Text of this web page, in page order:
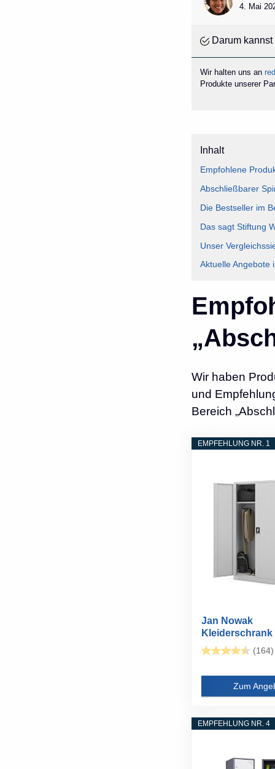
4. Mai
Darum kannst
Wir halten uns an
Produkte unserer
Inhalt
Empfohlene
Abschließbarer
Die Bestseller im
Das sagt Stiftung
Unser
Aktuelle Angebote
Wir haben
und
Bereich
EMPFEHLUNG NR. 1
Jan Nowak
Kleiderschrank
abschließbar...
(164)
Zum
EMPFEHLUNG NR. 4